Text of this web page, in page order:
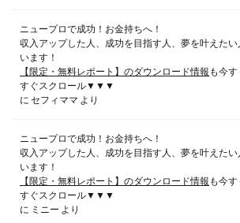
ニュープロで成功！お金持ちへ！
収入アップした人、成功を目指す人、夢を叶えた
います！
【限定・無料レポート】のダウンロード情報 も今
すぐスクロール▼▼▼
に セフィママ より
ニュープロで成功！お金持ちへ！
収入アップした人、成功を目指す人、夢を叶えた
います！
【限定・無料レポート】のダウンロード情報 も今
すぐスクロール▼▼▼
に ミニー より